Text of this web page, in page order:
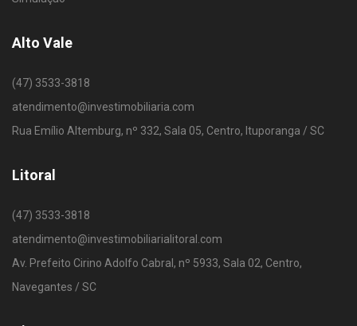
Alto Vale
(47) 3533-3818
atendimento@investimobiliaria.com
Rua Emílio Altemburg, nº 332, Sala 05, Centro, Ituporanga / SC
Litoral
(47) 3533-3818
atendimento@investimobiliarialitoral.com
Av. Prefeito Cirino Adolfo Cabral, nº 5933, Sala 02, Centro,
Navegantes / SC